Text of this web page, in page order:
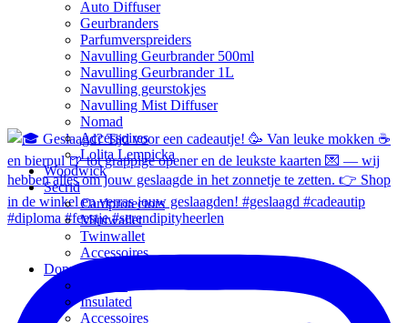
Auto Diffuser
Geurbranders
Parfumverspreiders
Navulling Geurbrander 500ml
Navulling Geurbrander 1L
Navulling geurstokjes
Navulling Mist Diffuser
Nomad
Accessoires
Lolita Lempicka
Woodwick
Secrid
Cardprotectors
Miniwallet
Twinwallet
Accessoires
Dopper
Insulated
Accessoires